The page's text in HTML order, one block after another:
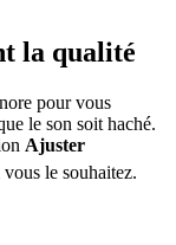
la qualité
pour vous
le son soit haché.
Ajuster
vous le souhaitez.